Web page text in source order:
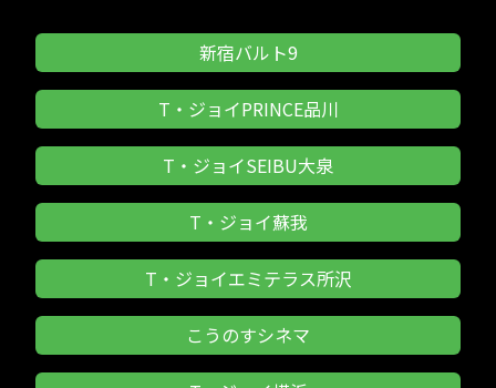
新宿バルト9
T・ジョイPRINCE品川
T・ジョイSEIBU大泉
T・ジョイ蘇我
T・ジョイエミテラス所沢
こうのすシネマ